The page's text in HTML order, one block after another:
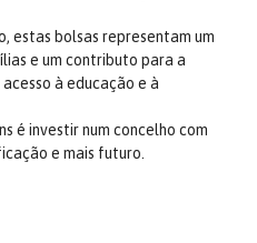
estas bolsas representam um
e um contributo para a
à educação e à
é investir num concelho com
e mais futuro.